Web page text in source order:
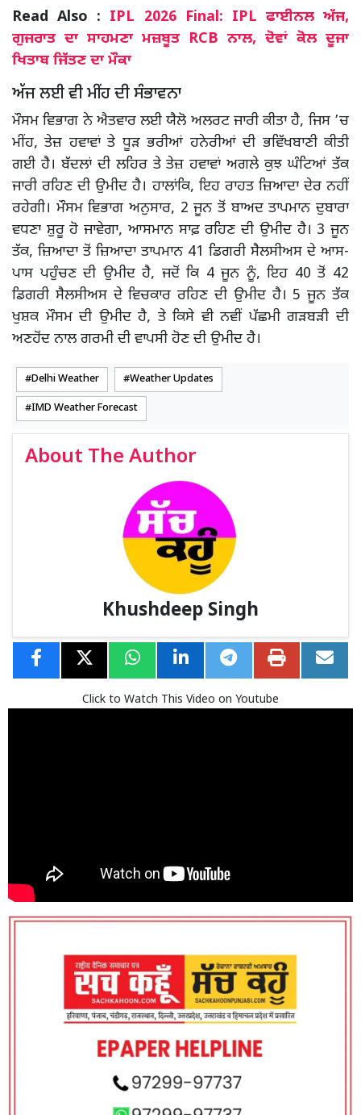
Read Also : IPL 2026 Final: IPL ਫਾਈਨਲ ਅੱਜ,
ਗੁਜਰਾਤ ਦਾ ਸਾਹਮਣਾ ਮਜ਼ਬੂਤ RCB ਨਾਲ, ਦੋਵਾਂ ਕੋਲ ਦੂਜਾ
ਖਿਤਾਬ ਜਿੱਤਣ ਦਾ ਮੌਕਾ
ਅੱਜ ਲਈ ਵੀ ਮੀਂਹ ਦੀ ਸੰਭਾਵਨਾ
ਮੌਸਮ ਵਿਭਾਗ ਨੇ ਐਤਵਾਰ ਲਈ ਯੈਲੋ ਅਲਰਟ ਜਾਰੀ ਕੀਤਾ ਹੈ, ਜਿਸ ’ਚ
ਮੀਂਹ, ਤੇਜ਼ ਹਵਾਵਾਂ ਤੇ ਧੂੜ ਭਰੀਆਂ ਹਨੇਰੀਆਂ ਦੀ ਭਵਿੱਖਬਾਣੀ ਕੀਤੀ
ਗਈ ਹੈ। ਬੱਦਲਾਂ ਦੀ ਲਹਿਰ ਤੇ ਤੇਜ਼ ਹਵਾਵਾਂ ਅਗਲੇ ਕੁਝ ਘੰਟਿਆਂ ਤੱਕ
ਜਾਰੀ ਰਹਿਣ ਦੀ ਉਮੀਦ ਹੈ। ਹਾਲਾਂਕਿ, ਇਹ ਰਾਹਤ ਜ਼ਿਆਦਾ ਦੇਰ ਨਹੀਂ
ਰਹੇਗੀ। ਮੌਸਮ ਵਿਭਾਗ ਅਨੁਸਾਰ, 2 ਜੂਨ ਤੋਂ ਬਾਅਦ ਤਾਪਮਾਨ ਦੁਬਾਰਾ
ਵਧਣਾ ਸ਼ੁਰੂ ਹੋ ਜਾਵੇਗਾ, ਆਸਮਾਨ ਸਾਫ਼ ਰਹਿਣ ਦੀ ਉਮੀਦ ਹੈ। 3 ਜੂਨ
ਤੱਕ, ਜ਼ਿਆਦਾ ਤੋਂ ਜ਼ਿਆਦਾ ਤਾਪਮਾਨ 41 ਡਿਗਰੀ ਸੈਲਸੀਅਸ ਦੇ ਆਸ-
ਪਾਸ ਪਹੁੰਚਣ ਦੀ ਉਮੀਦ ਹੈ, ਜਦੋਂ ਕਿ 4 ਜੂਨ ਨੂੰ, ਇਹ 40 ਤੋਂ 42
ਡਿਗਰੀ ਸੈਲਸੀਅਸ ਦੇ ਵਿਚਕਾਰ ਰਹਿਣ ਦੀ ਉਮੀਦ ਹੈ। 5 ਜੂਨ ਤੱਕ
ਖੁਸ਼ਕ ਮੌਸਮ ਦੀ ਉਮੀਦ ਹੈ, ਤੇ ਕਿਸੇ ਵੀ ਨਵੀਂ ਪੱਛਮੀ ਗੜਬੜੀ ਦੀ
ਅਣਹੋਂਦ ਨਾਲ ਗਰਮੀ ਦੀ ਵਾਪਸੀ ਹੋਣ ਦੀ ਉਮੀਦ ਹੈ।
Delhi Weather Weather Updates
IMD Weather Forecast
About The Author
Khushdeep Singh
Click to Watch This Video on Youtube